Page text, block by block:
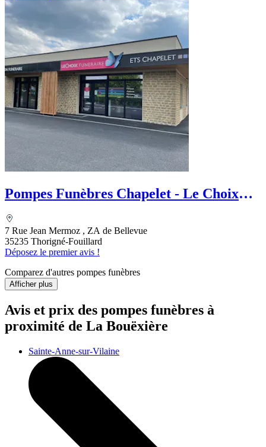
Pompes Funèbres Chapelet - Le Choix
7 Rue Jean Mermoz , ZA de Bellevue
35235 Thorigné-Fouillard
Déposez le premier avis !
Comparez d'autres pompes funèbres
Afficher plus
Avis et prix des pompes funèbres à
proximité de La Bouëxière
Sainte-Anne-sur-Vilaine